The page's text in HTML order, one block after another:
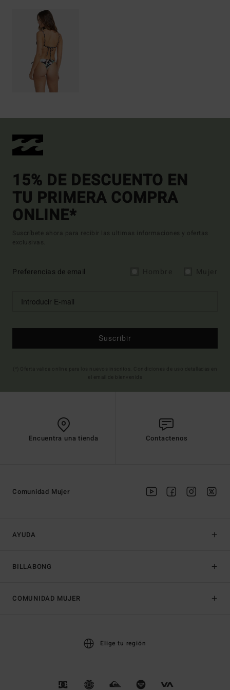
15% DE DESCUENTO EN
TU PRIMERA COMPRA
ONLINE*
Suscríbete ahora para recibir las ultimas informaciones y ofertas
exclusivas.
Preferencias de email
Suscribir
Encuentra una tienda Contactenos
AYUDA
BILLABONG
Comunidad Mujer
COMUNIDAD MUJER
Elige tu región